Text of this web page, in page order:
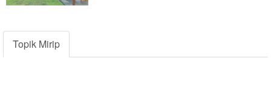
Topik Mirip